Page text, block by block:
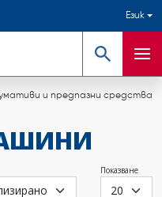
Език
Търсене
и предпазни средства
Показване